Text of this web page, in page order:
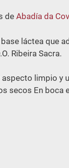
deAbadía da
láctea que
Ribeira Sacra.
limpio y
secos En boca